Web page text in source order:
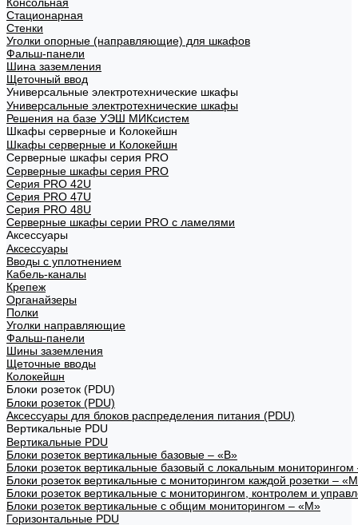
Стационарная
Стенки
Уголки опорные (направляющие) для шкафов
Фальш-панели
Шина заземления
Щеточный ввод
Универсальные электротехнические шкафы
Универсальные электротехнические шкафы
Решения на базе УЭШ МИКсистем
Шкафы серверные и Колокейшн
Шкафы серверные и Колокейшн
Серверные шкафы серия PRO
Серверные шкафы серия PRO
Серия PRO 42U
Серия PRO 47U
Серия PRO 48U
Серверные шкафы серии PRO с ламелями
Аксессуары
Аксессуары
Вводы с уплотнением
Кабель-каналы
Крепеж
Органайзеры
Полки
Уголки направляющие
Фальш-панели
Шины заземления
Щеточные вводы
Колокейшн
Блоки розеток (PDU)
Блоки розеток (PDU)
Аксессуары для блоков распределения питания (PDU)
Вертикальные PDU
Вертикальные PDU
Блоки розеток вертикальные базовые – «В»
Блоки розеток вертикальные базовый с локальным
Блоки розеток вертикальные с мониторингом каждой розетки –
Блоки розеток вертикальные с мониторингом, контролем и
Блоки розеток вертикальные с общим мониторингом – «М»
Горизонтальные PDU